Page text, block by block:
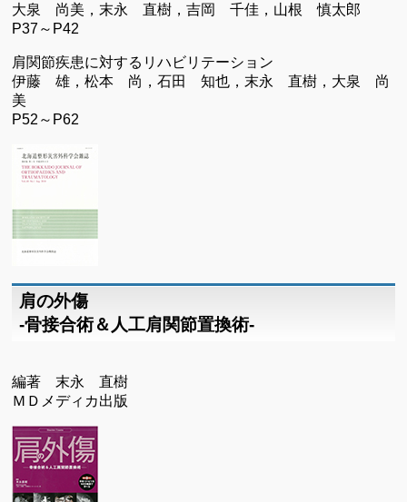
大泉 尚美，末永 直樹，吉岡 千佳，山根 慎太郎
P37～P42
肩関節疾患に対するリハビリテーション
伊藤 雄，松本 尚，石田 知也，末永 直樹，大泉 尚
美
P52～P62
肩の外傷
-骨接合術＆人工肩関節置換術-
編著 末永 直樹
ＭＤメディカ出版